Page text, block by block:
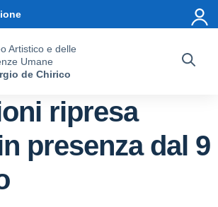
Artistico e delle
Umane
de Chirico
ripresa
presenza dal 9